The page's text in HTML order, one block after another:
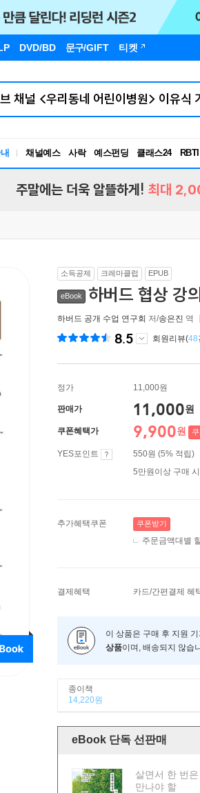
DVD/BD 문구/GIFT 티켓
채널예스 사락 예스펀딩 클래스24
독서
주말에는 더욱 알뜰하게! 최대
소득공제 크레마클럽 EPUB
eBook 하버드 협상 강
하버드 공개 수업 연구회 저/송은진 역
8.5 회원리뷰(48
정가 11,000원
판매가 11,000원
쿠폰혜택가 9,900원
YES포인트
550원 (5% 적립)
5만원이상 구매
추가혜택쿠폰 쿠폰받기
주문금액대별
결제혜택 카드/간편결제 혜
이 상품은 구매 후 지원 기
상품이며, 배송되지 않습
종이책
14,220원
eBook 단독 선판매
살면서 한 번은
만나야 할